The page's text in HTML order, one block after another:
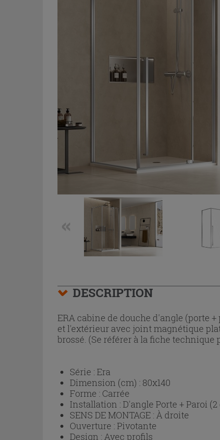
DESCRIPTION
ERA cabine de douche d'angle (porte
et l'extérieur avec joint magnétique
brossé. (Se référer à la fiche
Série :Era
Dimension (cm) : 80x140
Forme : Carrée
Installation :D'angle Porte + Paroi (2
SENS DE MONTAGE :À droite
Ouverture :Pivotante
Design :Avec profils